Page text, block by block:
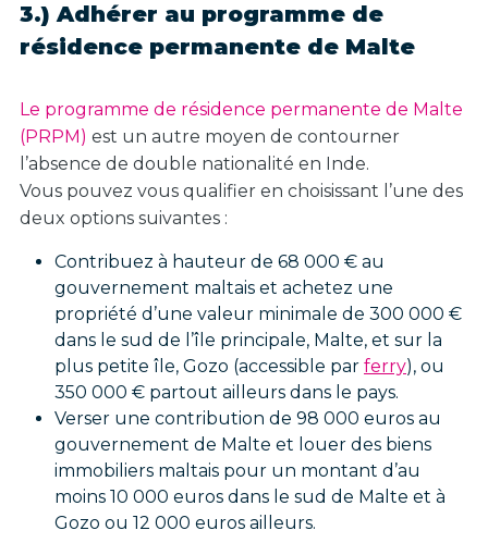
3.) Adhérer au programme de
résidence permanente de Malte
Le programme de résidence permanente de Malte
(PRPM) est un autre moyen de contourner
l’absence de double nationalité en Inde.
Vous pouvez vous qualifier en choisissant l’une des
deux options suivantes :
Contribuez à hauteur de 68 000 € au
gouvernement maltais et achetez une
propriété d’une valeur minimale de 300 000 €
dans le sud de l’île principale, Malte, et sur la
plus petite île, Gozo (accessible par ferry), ou
350 000 € partout ailleurs dans le pays.
Verser une contribution de 98 000 euros au
gouvernement de Malte et louer des biens
immobiliers maltais pour un montant d’au
moins 10 000 euros dans le sud de Malte et à
Gozo ou 12 000 euros ailleurs.